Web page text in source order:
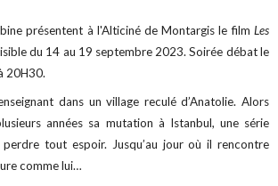
présentent à l'Alticiné de Montargis le film Les
du 14 au 19 septembre 2023. Soirée débat le
20H30.
dans un village reculé d’Anatolie. Alors
années sa mutation à Istanbul, une série
perdre tout espoir. Jusqu’au jour où il rencontre
comme lui…